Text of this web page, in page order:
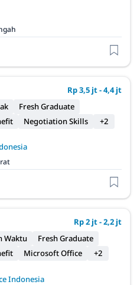
Rp 3,5 jt - 4,4 jt
Fresh Graduate
Negotiation Skills +2
Rp 2 jt - 2,2 jt
Waktu
Fresh Graduate
Microsoft Office +2
Indonesia